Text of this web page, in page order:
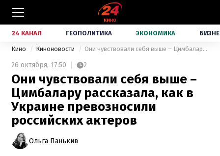
24 КАНАЛ ГЕОПОЛИТИКА ЭКОНОМИКА
Кино Киноновости Они чувствовали себя выше – Цимбалару рассказала, как в Украине превозносили российских актеров
26 октября, 17:50 2
Они чувствовали себя выше –
Цимбалару рассказала, как в
Украине превозносили
российских актеров
Ольга Панькив